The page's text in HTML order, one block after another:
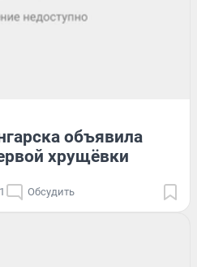
объявила
хрущёвки
Обсудить